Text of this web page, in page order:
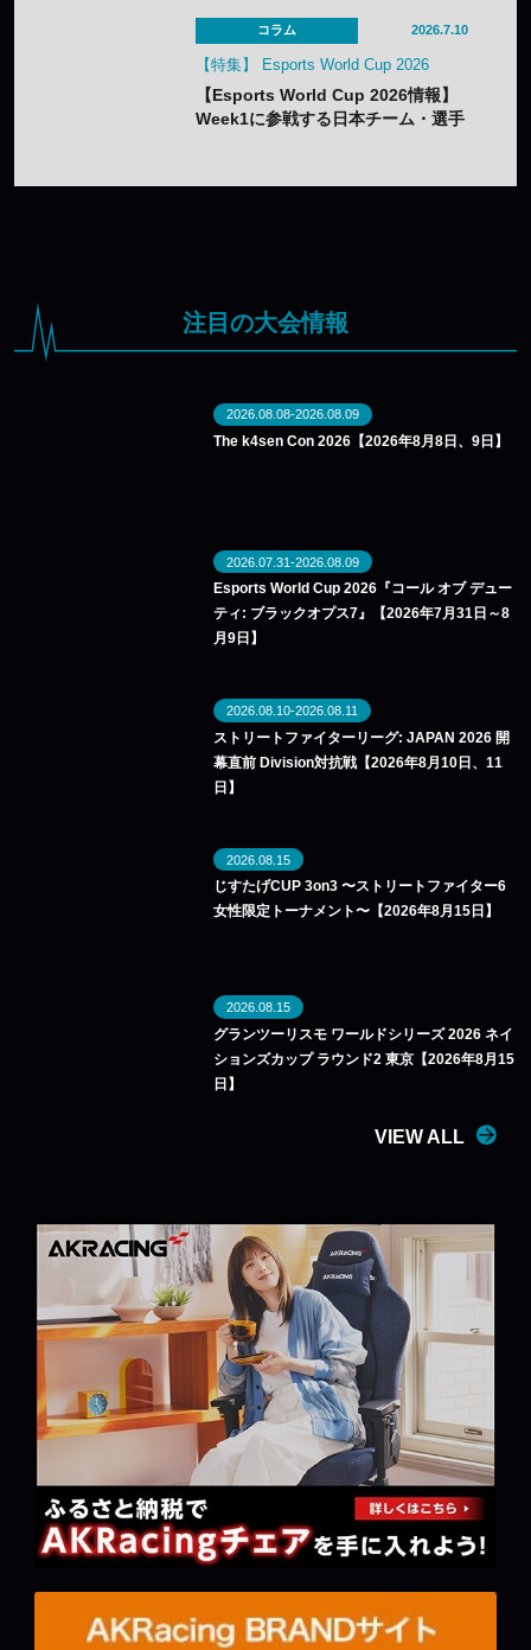
コラム 2026.7.10
【特集】 Esports World Cup 2026
【Esports World Cup 2026情報】
Week1に参戦する日本チーム・選手
注目の大会情報
2026.08.08-2026.08.09
The k4sen Con 2026【2026年8月8日、9日】
2026.07.31-2026.08.09
Esports World Cup 2026『コール オブ デュー
ティ: ブラックオプス7』【2026年7月31日～8
月9日】
2026.08.10-2026.08.11
ストリートファイターリーグ: JAPAN 2026 開
幕直前 Division対抗戦【2026年8月10日、11
日】
2026.08.15
じすたげCUP 3on3 〜ストリートファイター6
女性限定トーナメント〜【2026年8月15日】
2026.08.15
グランツーリスモ ワールドシリーズ 2026 ネイ
ションズカップ ラウンド2 東京【2026年8月15
日】
VIEW ALL